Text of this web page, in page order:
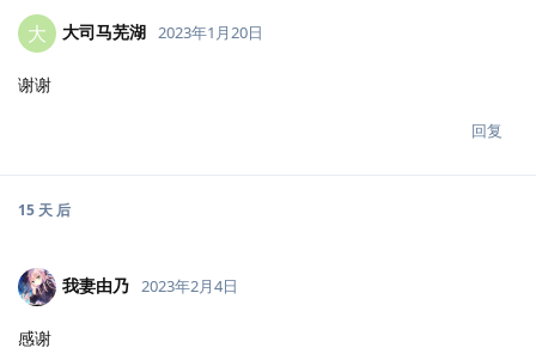
大 大司马芜湖 2023年1月20日
谢谢
回复
15 天 后
我妻由乃 2023年2月4日
感谢